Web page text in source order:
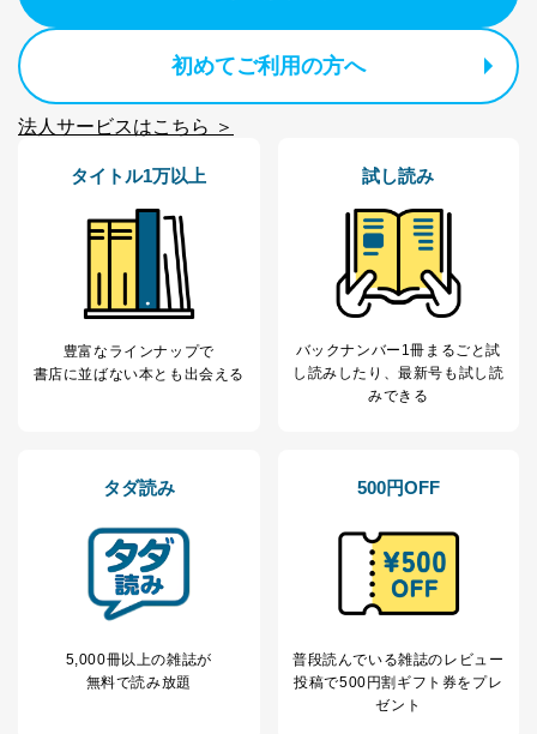
ス、キャンペーン等の広告に関す
るご案内のため
採用応募者の方の
採用選考、ご連絡のため
5
当社の従業者の個
人情報
人事、総務などの雇用管理等のた
企業）からの委託
定期購読サービス
等をご利用の方の
提携企業及びお客様がご購入され
た商品の発売元企業からのｅメー
ル等による商品、
サービス、キャンペーン等の広告
に関するご案内のため
7
SNS公式アカウン
トに登録された方
の個人情報
当社のサービス利用状況の把握お
よびその分析のため
処、オペレーター教育など応対品
質向上のため
その他当社のプライバシーポリシ
ータ（開示対象個人情報）の利用目的であり、下記4.の
なお、6、7については、パートナー（提携企業）様又は
各SNS運営会社様にご請求いただきますようお願い致し
ます。
当社は、取得した個人情報を適切に管理し､あらかじめ
本人の同意を得ることなく第三者に提供することはあり
初めてご利用の方へ
法人サービスはこちら ＞
タイトル1万以上
豊富なラインナップで
書店に並ばない本とも出会える
試し読み
バックナンバー1冊まるごと試
し読み したり、最新号も試し読
みできる
タダ読み
5,000冊以上の雑誌が
無料で読み放題
500円OFF
普段読んでいる雑誌のレビュー
投稿で500円割ギフト券をプレ
ゼント